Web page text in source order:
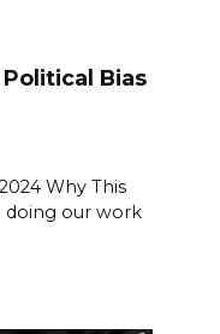
Bias
Why This
doing our work